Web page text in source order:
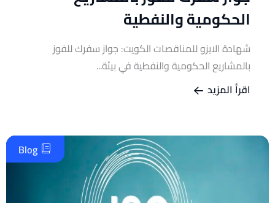
الحكومية والنفطية
شهادة الايزو للمناقصات الكويت: جواز سفرك للفوز
بالمشاريع الحكومية والنفطية في بيئة...
اقرأ المزيد
Blog